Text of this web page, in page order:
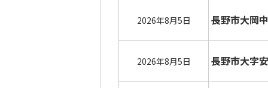
2026年8月5日 長野市大岡
2026年8月5日 長野市大字